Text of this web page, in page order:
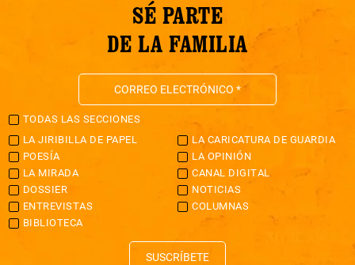
SÉ PARTE
DE LA FAMILIA
TODAS LAS SECCIONES
LA JIRIBILLA DE PAPEL
LA CARICATURA DE GUARDIA
POESÍA
LA OPINIÓN
LA MIRADA
CANAL DIGITAL
DOSSIER
NOTICIAS
ENTREVISTAS
COLUMNAS
BIBLIOTECA
SUSCRÍBETE